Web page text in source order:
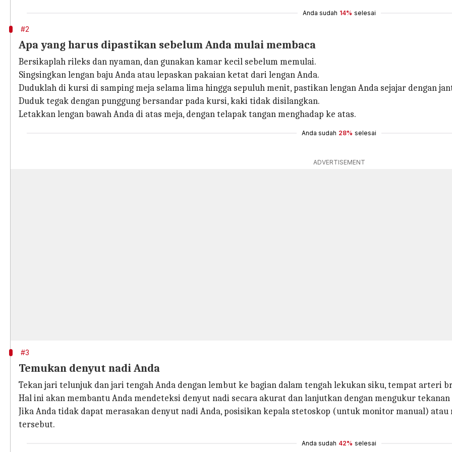
Anda sudah 14% selesai
#2
Apa yang harus dipastikan sebelum Anda mulai membaca
Bersikaplah rileks dan nyaman, dan gunakan kamar kecil sebelum memulai.
Singsingkan lengan baju Anda atau lepaskan pakaian ketat dari lengan Anda.
Duduklah di kursi di samping meja selama lima hingga sepuluh menit, pastikan lengan Anda sejajar dengan
Duduk tegak dengan punggung bersandar pada kursi, kaki tidak disilangkan.
Letakkan lengan bawah Anda di atas meja, dengan telapak tangan menghadap ke atas.
Anda sudah 28% selesai
ADVERTISEMENT
#3
Temukan denyut nadi Anda
Tekan jari telunjuk dan jari tengah Anda dengan lembut ke bagian dalam tengah lekukan siku, tempat arteri
Hal ini akan membantu Anda mendeteksi denyut nadi secara akurat dan lanjutkan dengan mengukur tekanan
Jika Anda tidak dapat merasakan denyut nadi Anda, posisikan kepala stetoskop (untuk monitor manual)
tersebut.
Anda sudah 42% selesai